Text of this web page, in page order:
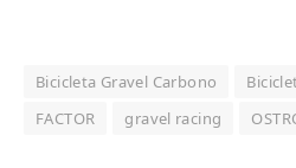
Bicicleta Gravel Carbono
FACTOR
gravel racing